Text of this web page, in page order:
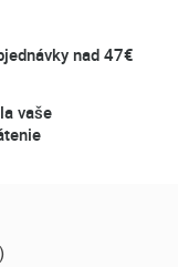
nad 47€
vaše